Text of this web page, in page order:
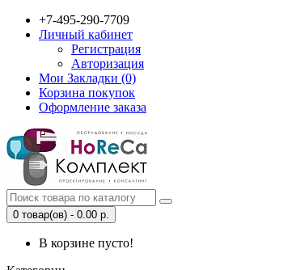
+7-495-290-7709
Личный кабинет
Регистрация
Авторизация
Мои Закладки (0)
Корзина покупок
Оформление заказа
0 товар(ов) - 0.00 р.
В корзине пусто!